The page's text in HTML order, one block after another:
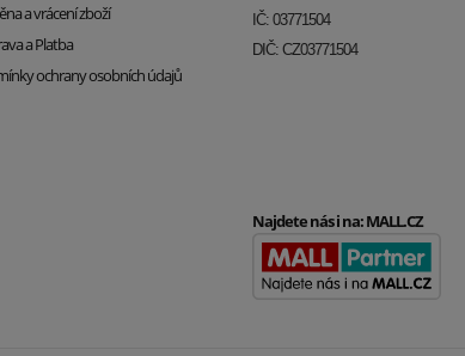
a vrácení zboží
a Platba
ochrany osobních údajů
IČ: 03771504
DIČ: CZ03771504
Najdete nás i na:MALL.CZ